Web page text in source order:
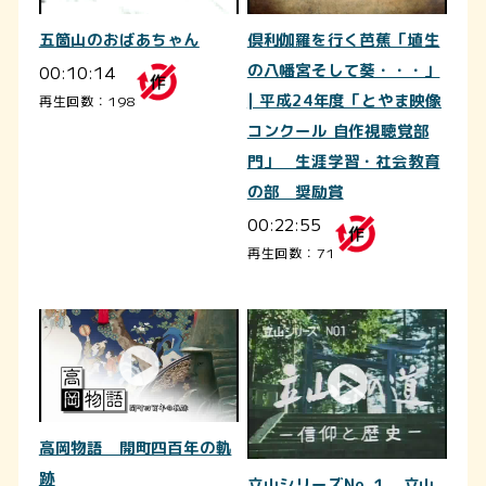
五箇山のおばあちゃん
00:10:14
再生回数：198
倶利伽羅を行く芭蕉「埴生
の八幡宮そして葵・・・」
| 平成24年度「とやま映像
コンクール 自作視聴覚部
門」 生涯学習・社会教育
の部 奨励賞
00:22:55
再生回数：71
高岡物語 開町四百年の軌
跡